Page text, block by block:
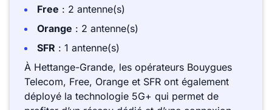
Free : 2 antenne(s)
Orange : 2 antenne(s)
SFR : 1 antenne(s)
À Hettange-Grande, les opérateurs Bouygues
Telecom, Free, Orange et SFR ont également
déployé la technologie 5G+ qui permet de